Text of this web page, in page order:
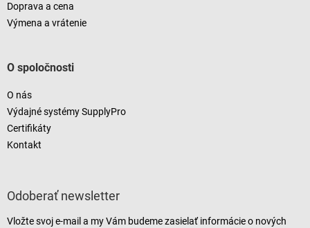
Doprava a cena
Výmena a vrátenie
O spoločnosti
O nás
Výdajné systémy SupplyPro
Certifikáty
Kontakt
Odoberať newsletter
Vložte svoj e-mail a my Vám budeme zasielať informácie o nových